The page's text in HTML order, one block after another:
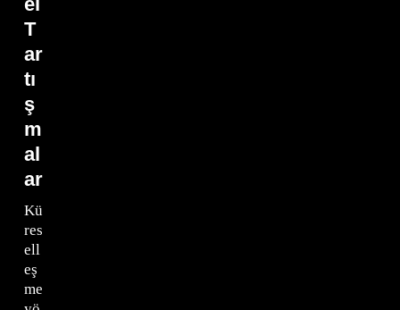
T
ar
tı
ş
m
al
ar
Kü
res
ell
eş
me